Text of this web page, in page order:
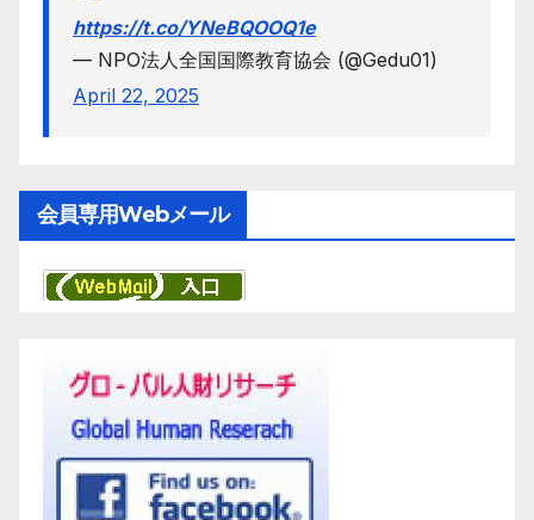
https://t.co/YNeBQOOQ1e
— NPO法人全国国際教育協会 (@Gedu01)
April 22, 2025
会員専用Webメール